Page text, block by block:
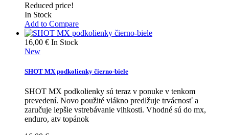
Reduced price!
In Stock
Add to Compare
16,00 € In Stock
New
SHOT MX podkolienky čierno-biele
SHOT MX podkolienky sú teraz v ponuke v tenkom
prevedení. Novo použité vlákno predlžuje trvácnosť a
zaručuje lepšie vstrebávanie vlhkosti. Vhodné sú do mx,
enduro, atv topánok